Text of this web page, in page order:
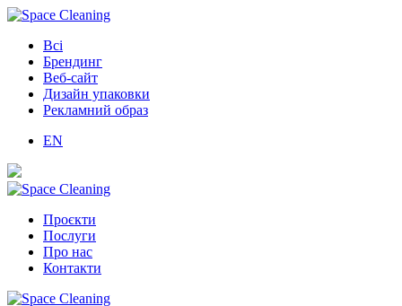
Всі
Брендинг
Веб-сайт
Дизайн упаковки
Рекламний образ
EN
Проєкти
Послуги
Про нас
Контакти